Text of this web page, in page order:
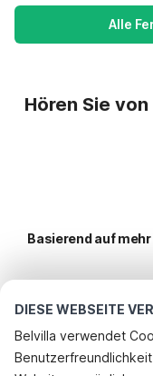
DIESE WEBSEITE
Belvilla verwendet
Alle
Hören Sie
Basierend auf
Beliebteste